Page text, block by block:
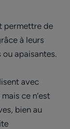
permettre de
à leurs
apaisantes.
avec
ce n’est
bien au